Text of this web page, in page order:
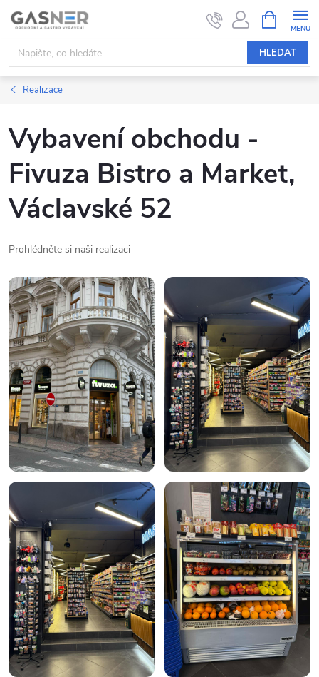
Přejít
obsah
HLEDAT
NÁKUPNÍ
KOŠÍK
Realizace
Vybavení obchodu -
Fivuza Bistro a Market,
Václavské 52
Prohlédněte si naši realizaci